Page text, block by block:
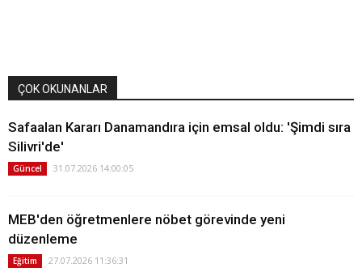
ÇOK OKUNANLAR
Safaalan Kararı Danamandıra için emsal oldu: 'Şimdi sıra
Silivri'de'
Güncel 31.07.2026 14:00:05
MEB'den öğretmenlere nöbet görevinde yeni
düzenleme
Eğitim 27.07.2026 11:36:31